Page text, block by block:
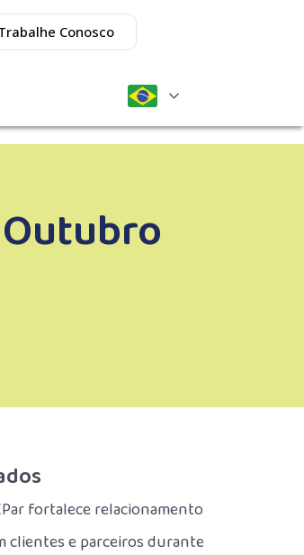
Conosco
fortalece relacionamento
clientes e parceiros durante